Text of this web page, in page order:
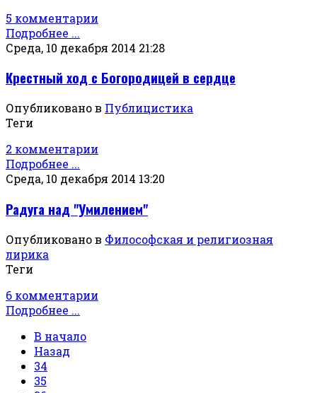
5 комментарии
Подробнее ...
Среда, 10 декабря 2014 21:28
Крестный ход с Богородицей в сердце
Опубликовано в Публицистика
Теги
2 комментарии
Подробнее ...
Среда, 10 декабря 2014 13:20
Радуга над "Умилением"
Опубликовано в Философская и религиозная
лирика
Теги
6 комментарии
Подробнее ...
В начало
Назад
34
35